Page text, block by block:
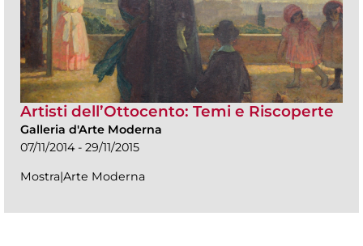
Artisti dell’Ottocento: Temi e Riscoperte
Galleria d'Arte Moderna
07/11/2014 - 29/11/2015
Mostra|Arte Moderna